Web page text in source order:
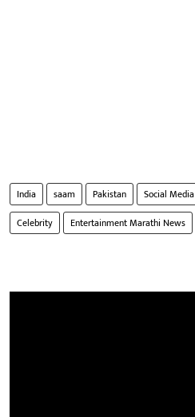
India saam Pakistan Social Media
Celebrity
Entertainment Marathi News